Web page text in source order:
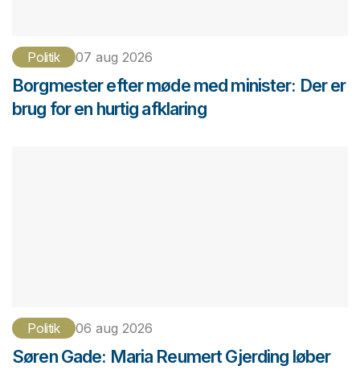
Politik 07 aug 2026
Borgmester efter møde med minister: Der er
brug for en hurtig afklaring
Politik 06 aug 2026
Søren Gade: Maria Reumert Gjerding løber